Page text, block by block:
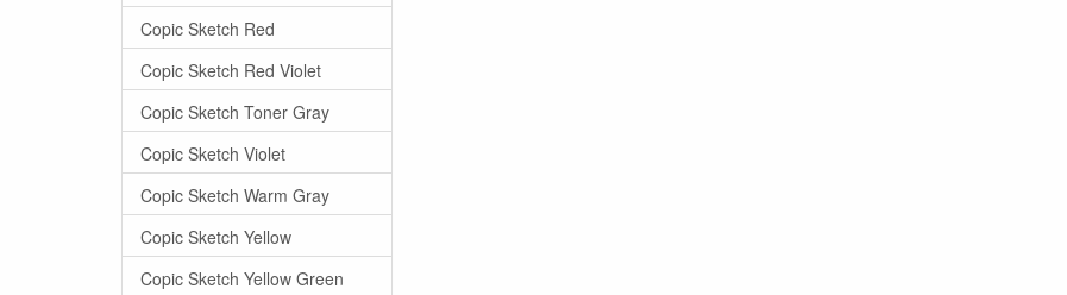
Copic Sketch Red
Copic Sketch Red Violet
Copic Sketch Toner Gray
Copic Sketch Violet
Copic Sketch Warm Gray
Copic Sketch Yellow
Copic Sketch Yellow Green